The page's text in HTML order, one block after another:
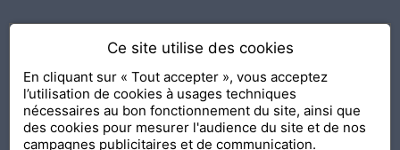
Adhésion au collectif lemeilleurchezvous.com
Nous contacter Nos Ambassadeurs Présentation
2020 Le Meilleur Chez Vous, édité parAPI & YOU| Agence
conseil & communication Editeur de la solution Console
Ce site utilise des cookies
En cliquant sur « Tout accepter », vous acceptez
l’utilisation de cookies à usages techniques
nécessaires au bon fonctionnement du site, ainsi que
des cookies pour mesurer l'audience du site et de nos
campagnes publicitaires et de communication.